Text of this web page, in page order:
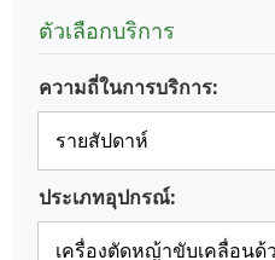
ตัวเลือกบริการ
ความถี่ในการบริการ:
ประเภทอุปกรณ์: